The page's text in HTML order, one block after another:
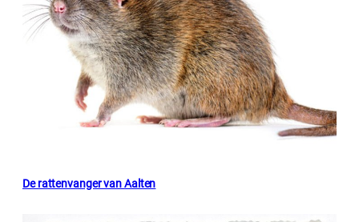
De rattenvanger van Aalten